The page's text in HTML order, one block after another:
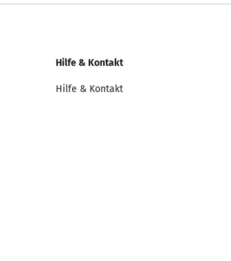
Hilfe & Kontakt
Hilfe & Kontakt